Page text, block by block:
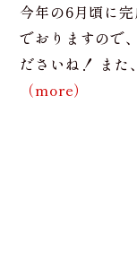
今年の6月頃に
でおりますので
ださいね！ ま
（more）